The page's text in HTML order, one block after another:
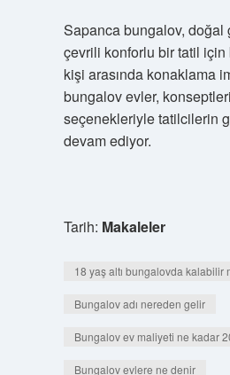
Sapanca bungalov, doğal
çevrili konforlu bir tatil için
kişi arasında konaklama
bungalov evler,
seçenekleriyle tatilcilerin
devam ediyor.
Tarih: Makaleler
18 yaş altı bungalovda kalabilir
Bungalov adı nereden gelir
Bungalov ev maliyeti ne kadar
Bungalov evlere ne denir